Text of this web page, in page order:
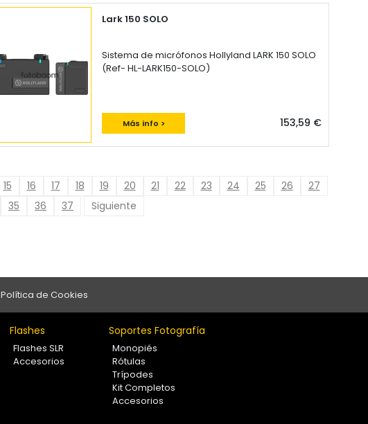
Lark 150 SOLO
Sistema de micrófonos Hollyland LARK 150 SOLO
(Ref- HL-LARK150-SOLO)
Más info > 153,59 €
15 16 17 18 19 20 21 22 23 24 25 26
27
35 36 37 Siguiente
Política de Cookies
Flashes
Flashes SLR
Accesorios
Soportes Fotografía
Monopiés
Rótulas
Trípodes
Kit Completos
Accesorios